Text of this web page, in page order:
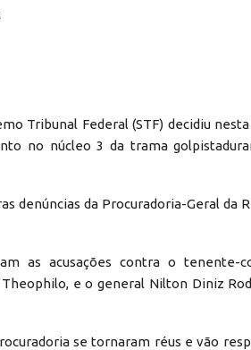
Tribunal Federal (STF) decidiu
no núcleo 3 da trama
denúncias da Procuradoria-Geral da
as acusações contra o tenente-
e o general Nilton Diniz
se tornaram réus e vão